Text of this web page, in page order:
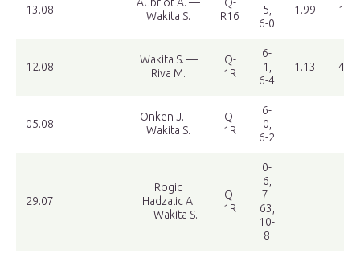
13.08.
Wakita S.
R16
5,
6-0
1.99 1.70
12.08.
Wakita S. —
Riva M.
Q-
1R
6-
1,
6-4
1.13 4.87
05.08.
Onken J. —
Wakita S.
Q-
1R
6-
0,
6-2
29.07.
Rogic
Hadzalic A.
— Wakita S.
Q-
1R
0-
6,
7-
63,
10-
8